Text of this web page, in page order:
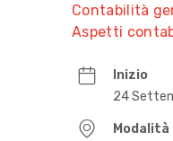
Contabilità
Aspetti
passiveInizio
24
Modalità